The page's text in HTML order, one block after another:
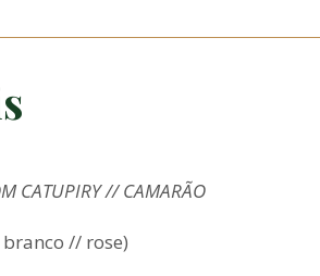
CATUPIRY //CAMARÃO
// rose)